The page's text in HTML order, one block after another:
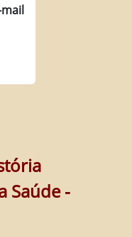
Saúde -